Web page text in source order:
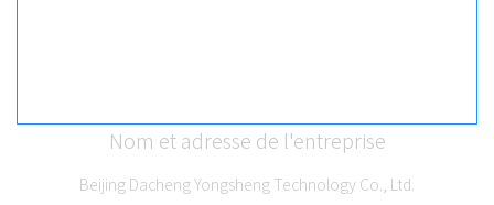
Nom et adresse de l'entreprise
Beijing Dacheng Yongsheng Technology Co., Ltd.